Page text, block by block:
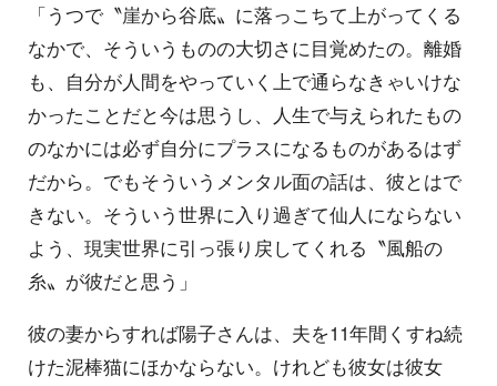
「うつで〝崖から谷底〟に落っこちて上がってくる
なかで、そういうものの大切さに目覚めたの。離婚
も、自分が人間をやっていく上で通らなきゃいけな
かったことだと今は思うし、人生で与えられたもの
のなかには必ず自分にプラスになるものがあるはず
だから。でもそういうメンタル面の話は、彼とはで
きない。そういう世界に入り過ぎて仙人にならない
よう、現実世界に引っ張り戻してくれる〝風船の
糸〟が彼だと思う」
彼の妻からすれば陽子さんは、夫を11年間くすね続
けた泥棒猫にほかならない。けれども彼女は彼女